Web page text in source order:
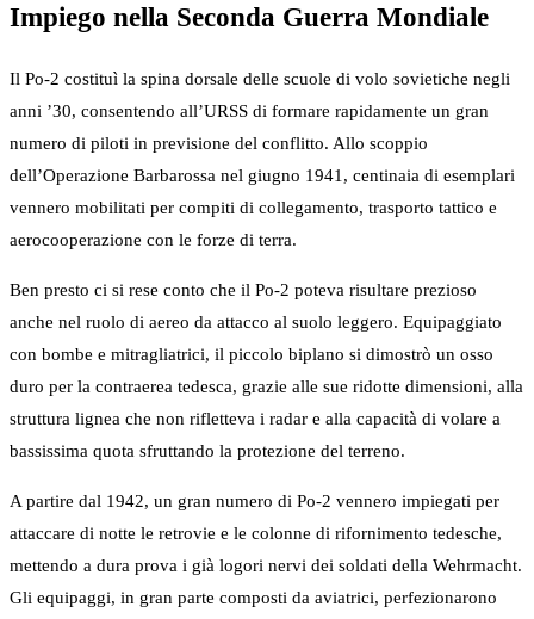
Impiego nella Seconda Guerra Mondiale
Il Po-2 costituì la spina dorsale delle scuole di volo sovietiche negli
anni ’30, consentendo all’URSS di formare rapidamente un gran
numero di piloti in previsione del conflitto. Allo scoppio
dell’Operazione Barbarossa nel giugno 1941, centinaia di esemplari
vennero mobilitati per compiti di collegamento, trasporto tattico e
aerocooperazione con le forze di terra.
Ben presto ci si rese conto che il Po-2 poteva risultare prezioso
anche nel ruolo di aereo da attacco al suolo leggero. Equipaggiato
con bombe e mitragliatrici, il piccolo biplano si dimostrò un osso
duro per la contraerea tedesca, grazie alle sue ridotte dimensioni, alla
struttura lignea che non rifletteva i radar e alla capacità di volare a
bassissima quota sfruttando la protezione del terreno.
A partire dal 1942, un gran numero di Po-2 vennero impiegati per
attaccare di notte le retrovie e le colonne di rifornimento tedesche,
mettendo a dura prova i già logori nervi dei soldati della Wehrmacht.
Gli equipaggi, in gran parte composti da aviatrici, perfezionarono